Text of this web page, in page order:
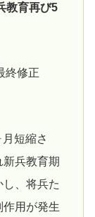
教育再び5
終修正
短縮さ
兵教育期
、将兵た
作用が発生